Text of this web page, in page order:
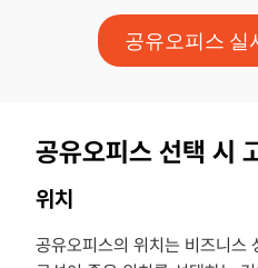
공유오피스 실
공유오피스 선택 시
위치
공유오피스의 위치는 비즈니스